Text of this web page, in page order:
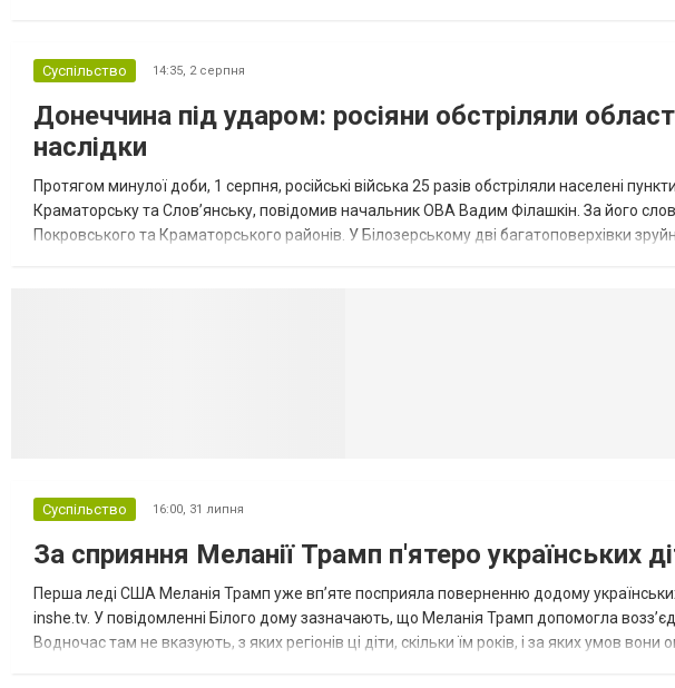
Суспільство 14:35, 2 серпня
Донеччина під ударом: росіяни обстріляли
наслідки
Протягом минулої доби, 1 серпня, російські війська 25 разів обстріляли населені
Краматорську та Слов’янську, повідомив начальник ОВА Вадим Філашкін. За його
Покровського та Краматорського районів. У Білозерському дві багатоповерхівки
Суспільство 16:00, 31 липня
За сприяння Меланії Трамп п'ятеро українських
Перша леді США Меланія Трамп уже впʼяте посприяла поверненню додому
inshe.tv. У повідомленні Білого дому зазначають, що Меланія Трамп допомогла
Водночас там не вказують, з яких регіонів ці діти, скільки їм років, і за яких умов